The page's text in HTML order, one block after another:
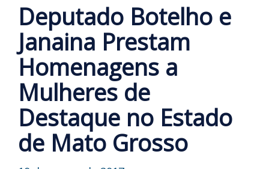
Deputado Botelho e
Janaina Prestam
Homenagens a
Mulheres de
Destaque no Estado
de Mato Grosso